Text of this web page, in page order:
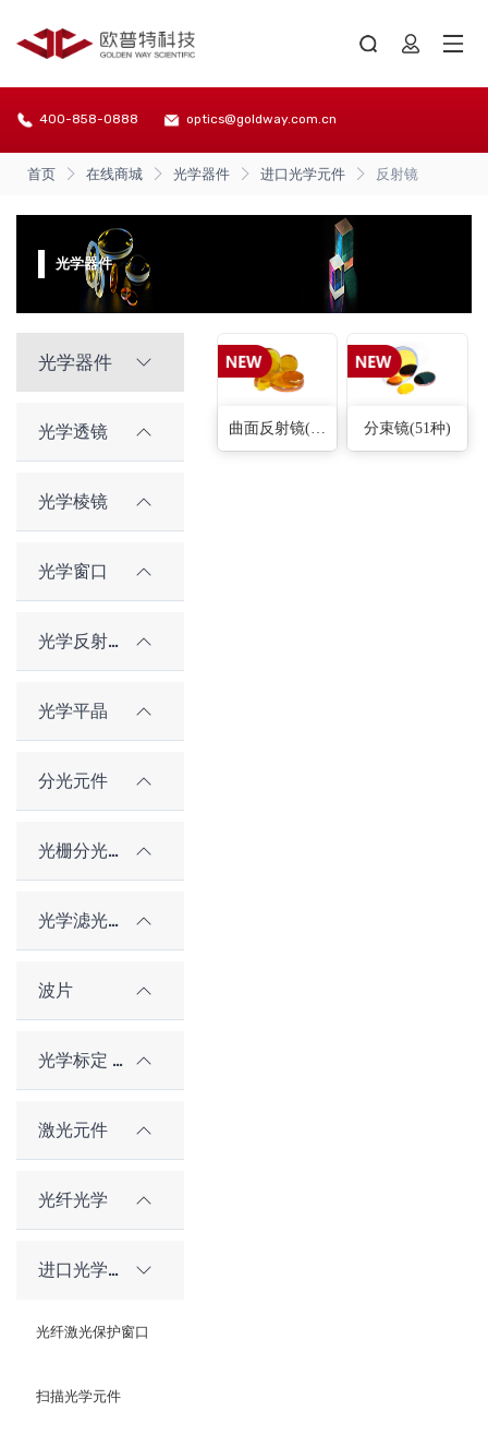
400-858-0888 optics@goldway.com.cn
首页 在线商城 光学器件 进口光学元件 反射镜
光学器件
光学器件
光学透镜
光学棱镜
光学窗口
光学反射镜
光学平晶
分光元件
光栅分光元件
光学滤光片
波片
光学标定 / 对准元件
激光元件
光纤光学
进口光学元件
光纤激光保护窗口
扫描光学元件
曲面反射镜(58种) 分束镜(51种)